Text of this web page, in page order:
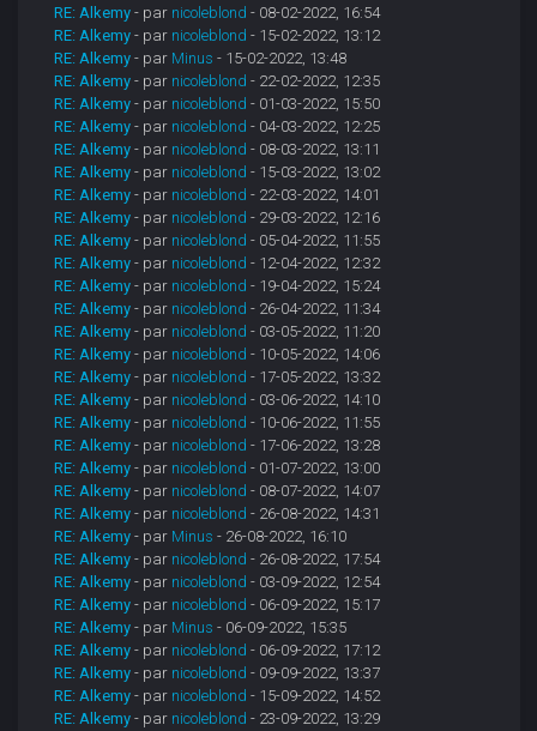
RE: Alkemy - par nicoleblond - 08-02-2022, 16:54
RE: Alkemy - par nicoleblond - 15-02-2022, 13:12
RE: Alkemy - par Minus - 15-02-2022, 13:48
RE: Alkemy - par nicoleblond - 22-02-2022, 12:35
RE: Alkemy - par nicoleblond - 01-03-2022, 15:50
RE: Alkemy - par nicoleblond - 04-03-2022, 12:25
RE: Alkemy - par nicoleblond - 08-03-2022, 13:11
RE: Alkemy - par nicoleblond - 15-03-2022, 13:02
RE: Alkemy - par nicoleblond - 22-03-2022, 14:01
RE: Alkemy - par nicoleblond - 29-03-2022, 12:16
RE: Alkemy - par nicoleblond - 05-04-2022, 11:55
RE: Alkemy - par nicoleblond - 12-04-2022, 12:32
RE: Alkemy - par nicoleblond - 19-04-2022, 15:24
RE: Alkemy - par nicoleblond - 26-04-2022, 11:34
RE: Alkemy - par nicoleblond - 03-05-2022, 11:20
RE: Alkemy - par nicoleblond - 10-05-2022, 14:06
RE: Alkemy - par nicoleblond - 17-05-2022, 13:32
RE: Alkemy - par nicoleblond - 03-06-2022, 14:10
RE: Alkemy - par nicoleblond - 10-06-2022, 11:55
RE: Alkemy - par nicoleblond - 17-06-2022, 13:28
RE: Alkemy - par nicoleblond - 01-07-2022, 13:00
RE: Alkemy - par nicoleblond - 08-07-2022, 14:07
RE: Alkemy - par nicoleblond - 26-08-2022, 14:31
RE: Alkemy - par Minus - 26-08-2022, 16:10
RE: Alkemy - par nicoleblond - 26-08-2022, 17:54
RE: Alkemy - par nicoleblond - 03-09-2022, 12:54
RE: Alkemy - par nicoleblond - 06-09-2022, 15:17
RE: Alkemy - par Minus - 06-09-2022, 15:35
RE: Alkemy - par nicoleblond - 06-09-2022, 17:12
RE: Alkemy - par nicoleblond - 09-09-2022, 13:37
RE: Alkemy - par nicoleblond - 15-09-2022, 14:52
RE: Alkemy - par nicoleblond - 23-09-2022, 13:29